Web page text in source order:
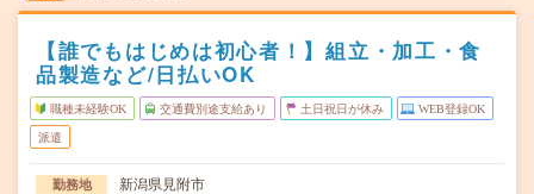
【誰でもはじめは初心者！】組立・加工・食
品製造など/日払いOK
職種未経験OK 交通費別途支給あり 土日祝日が休み WEB登録OK
派遣
勤務地 新潟県見附市